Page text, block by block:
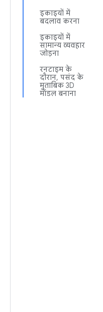
इकाइयों में
बदलाव करना
इकाइयों में
सामान्य व्यवहार
जोड़ना
रनटाइम के
दौरान, पसंद के
मुताबिक 3D
मॉडल बनाना